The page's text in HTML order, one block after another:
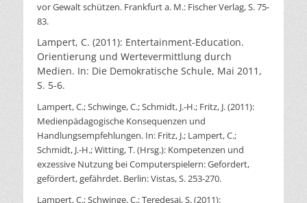
vor Gewalt schützen. Frankfurt a. M.: Fischer Verlag, S. 75-
83.
Lampert, C. (2011): Entertainment-Education.
Orientierung und Wertevermittlung durch
Medien. In: Die Demokratische Schule, Mai 2011,
S. 5-6.
Lampert, C.; Schwinge, C.; Schmidt, J.-H.; Fritz, J. (2011):
Medienpädagogische Konsequenzen und
Handlungsempfehlungen. In: Fritz, J.; Lampert, C.;
Schmidt, J.-H.; Witting, T. (Hrsg.): Kompetenzen und
exzessive Nutzung bei Computerspielern: Gefordert,
gefördert, gefährdet. Berlin: Vistas, S. 253-270.
Lampert, C.; Schwinge, C.; Teredesai, S. (2011):